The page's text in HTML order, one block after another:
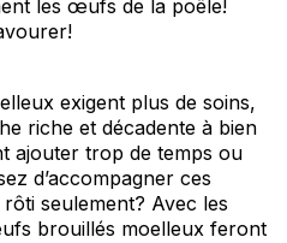
les œufs de la poêle!
exigent plus de soins,
riche et décadente à bien
ajouter trop de temps ou
d’accompagner ces
seulement? Avec les
brouillés moelleux feront